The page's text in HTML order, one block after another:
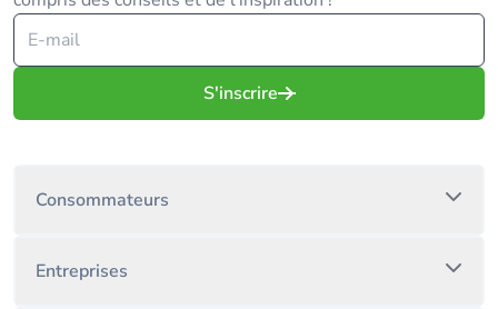
S'inscrire
Consommateurs
Entreprises